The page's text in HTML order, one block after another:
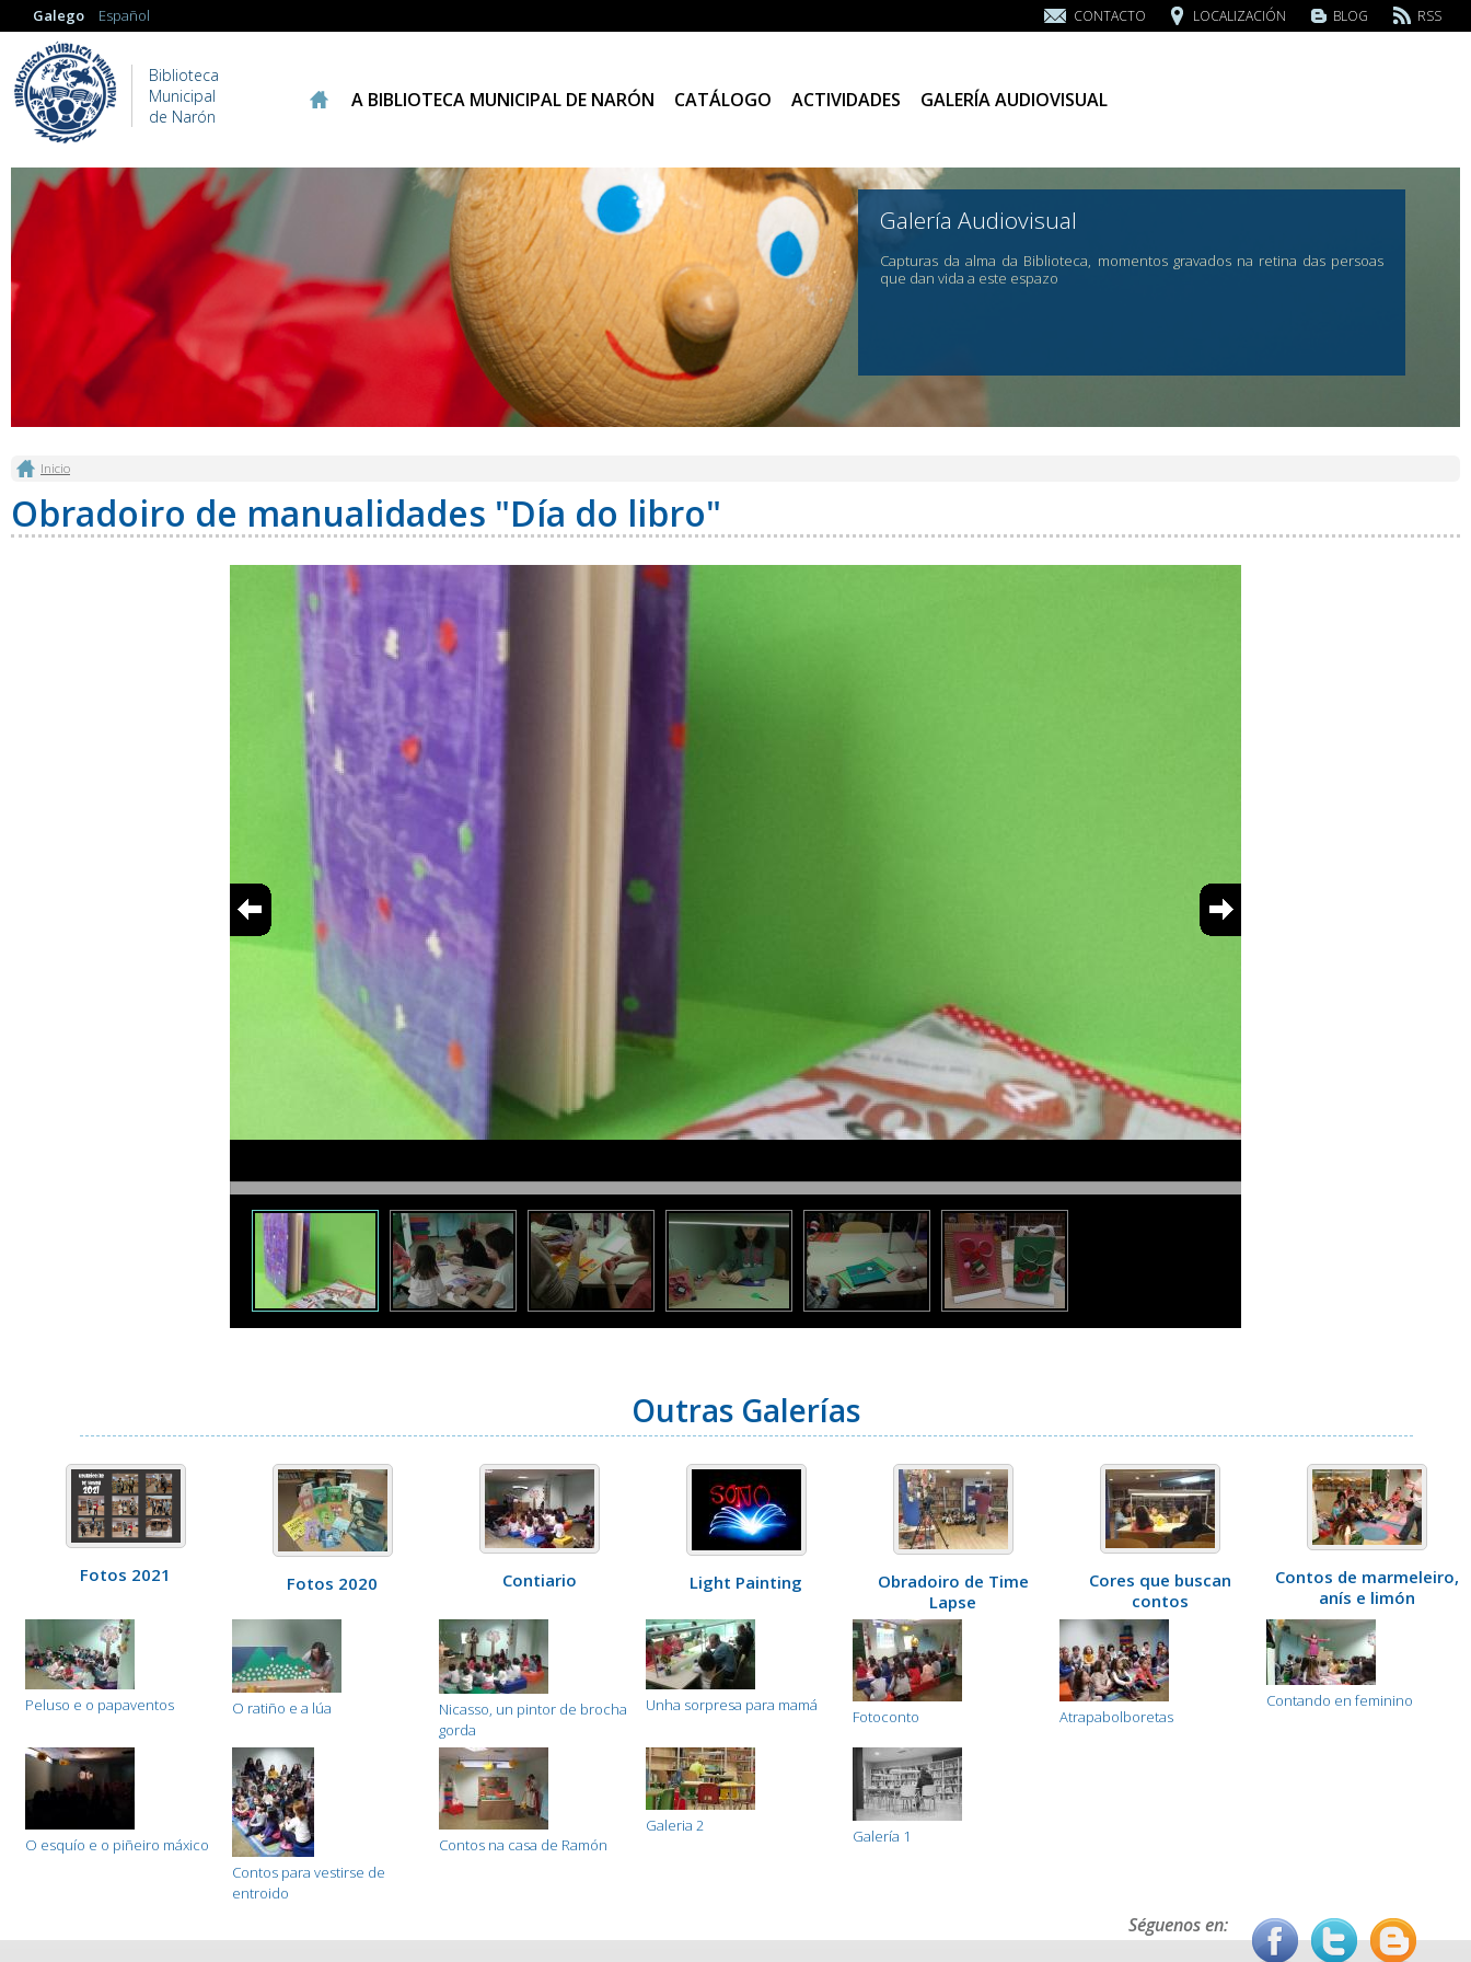
Galego Español CONTACTO LOCALIZACIÓN BLOG RSS
Biblioteca
Municipal
de Narón
A BIBLIOTECA MUNICIPAL DE NARÓN CATÁLOGO ACTIVIDADES GALERÍA AUDIOVISUAL
Galería Audiovisual
Capturas da alma da Biblioteca, momentos gravados na retina das persoas
que dan vida a este espazo
Vostede está aquí
Inicio
Obradoiro de manualidades "Día do libro"
Outras Galerías
Fotos 2021 Fotos 2020 Contiario Light Painting
Obradoiro de Time
Lapse
Cores que buscan
contos
Contos de marmeleiro,
anís e limón
Peluso e o papaventos O ratiño e a lúa
Nicasso, un pintor de brocha
gorda
Unha sorpresa para mamá
Fotoconto Atrapabolboretas
Contando en feminino
O esquío e o piñeiro máxico
Contos para vestirse de
entroido
Contos na casa de Ramón
Galeria 2
Galería 1
Séguenos en: